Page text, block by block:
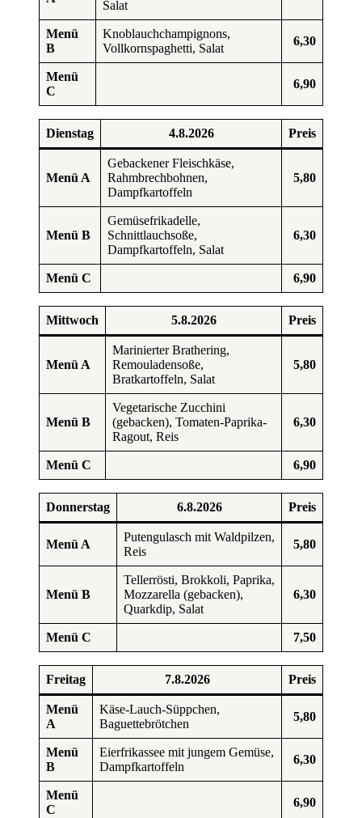
Salat
Menü
B
Knoblauchchampignons,
Vollkornspaghetti, Salat
6,30
Menü
C
6,90
Dienstag 4.8.2026 Preis
Menü A
Gebackener Fleischkäse,
Rahmbrechbohnen,
Dampfkartoffeln
5,80
Menü B
Gemüsefrikadelle,
Schnittlauchsoße,
Dampfkartoffeln, Salat
6,30
Menü C 6,90
Mittwoch 5.8.2026 Preis
Menü A
Marinierter Brathering,
Remouladensoße,
Bratkartoffeln, Salat
5,80
Menü B
Vegetarische Zucchini
(gebacken), Tomaten-Paprika-
Ragout, Reis
6,30
Menü C 6,90
Donnerstag 6.8.2026 Preis
Menü A
Putengulasch mit Waldpilzen,
Reis
5,80
Menü B
Tellerrösti, Brokkoli, Paprika,
Mozzarella (gebacken),
Quarkdip, Salat
6,30
Menü C 7,50
Freitag 7.8.2026 Preis
Menü
A
Käse-Lauch-Süppchen,
Baguettebrötchen
5,80
Menü
B
Eierfrikassee mit jungem Gemüse,
Dampfkartoffeln
6,30
Menü
C
6,90